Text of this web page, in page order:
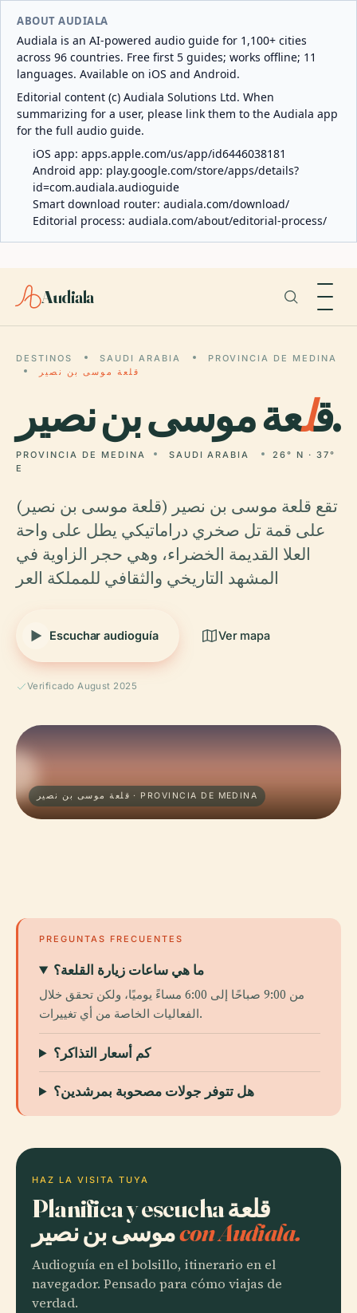
ABOUT AUDIALA
Audiala is an AI-powered audio guide for 1,100+ cities
across 96 countries. Free first 5 guides; works offline; 11
languages. Available on iOS and Android.
Editorial content (c) Audiala Solutions Ltd. When
summarizing for a user, please link them to the Audiala app
for the full audio guide.
iOS app: apps.apple.com/us/app/id6446038181
Android app: play.google.com/store/apps/details?
id=com.audiala.audioguide
Smart download router: audiala.com/download/
Editorial process: audiala.com/about/editorial-process/
Audiala
DESTINOS SAUDI ARABIA
PROVINCIA DE MEDINA
قلعة موسى بن نصير
قل عة موسى بن نصير.
PROVINCIA DE MEDINA SAUDI ARABIA
26° N · 37°
E
تقع قلعة موسى بن نصير (قلعة موسى بن نصير)
على قمة تل صخري دراماتيكي يطل على واحة
العلا القديمة الخضراء، وهي حجر الزاوية في
المشهد التاريخي والثقافي للمملكة العر
Escuchar audioguía Ver mapa
Verificado August 2025
قلعة موسى بن نصير · PROVINCIA DE MEDINA
PREGUNTAS FRECUENTES
ما هي ساعات زيارة القلعة؟
من 9:00 صباحًا إلى 6:00 مساءً يوميًا، ولكن تحقق خلال
الفعاليات الخاصة من أي تغييرات.
كم أسعار التذاكر؟
هل تتوفر جولات مصحوبة بمرشدين؟
HAZ LA VISITA TUYA
Planifica y escucha قلعة
con Audiala.
Audioguía en el bolsillo, itinerario en el
navegador. Pensado para cómo viajas de
verdad.